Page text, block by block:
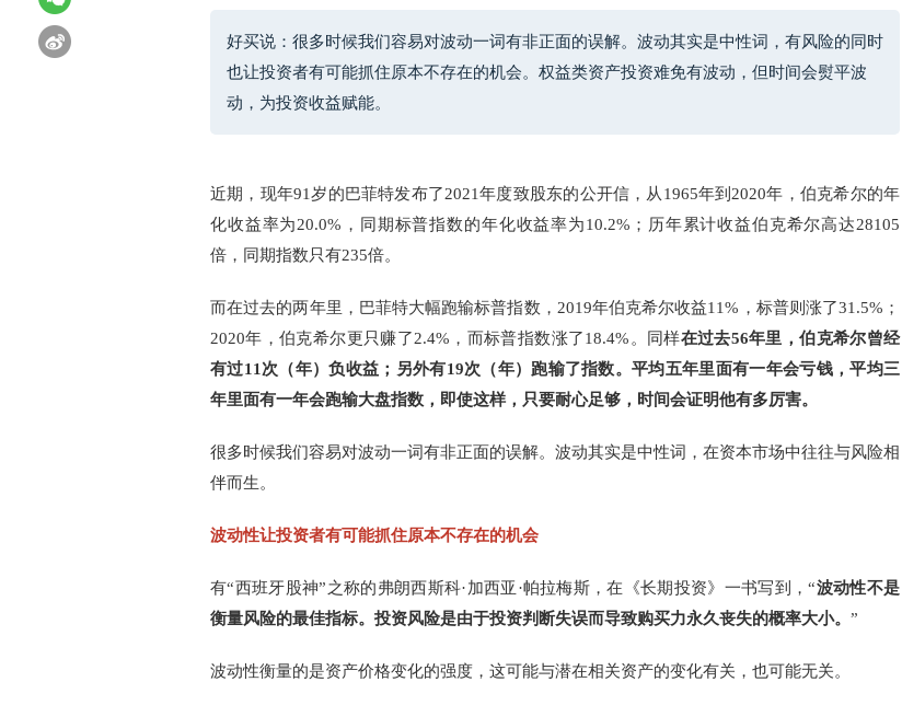
好买说：很多时候我们容易对波动一词有非正面的误解。波动其实是中性词，有风险的同时
也让投资者有可能抓住原本不存在的机会。权益类资产投资难免有波动，但时间会熨平波
动，为投资收益赋能。
近期，现年91岁的巴菲特发布了2021年度致股东的公开信，从1965年到2020年，伯克希尔的年
化收益率为20.0%，同期标普指数的年化收益率为10.2%；历年累计收益伯克希尔高达28105
倍，同期指数只有235倍。
而在过去的两年里，巴菲特大幅跑输标普指数，2019年伯克希尔收益11%，标普则涨了31.5%；
2020年，伯克希尔更只赚了2.4%，而标普指数涨了18.4%。同样在过去56年里，伯克希尔曾经
有过11次（年）负收益；另外有19次（年）跑输了指数。平均五年里面有一年会亏钱，平均三
年里面有一年会跑输大盘指数，即使这样，只要耐心足够，时间会证明他有多厉害。
很多时候我们容易对波动一词有非正面的误解。波动其实是中性词，在资本市场中往往与风险相
伴而生。
波动性让投资者有可能抓住原本不存在的机会
有“西班牙股神”之称的弗朗西斯科·加西亚·帕拉梅斯，在《长期投资》一书写到，“波动性不是
衡量风险的最佳指标。投资风险是由于投资判断失误而导致购买力永久丧失的概率大小。 ”
波动性衡量的是资产价格变化的强度，这可能与潜在相关资产的变化有关，也可能无关。